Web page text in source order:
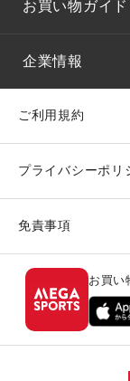
お買い物ガイド
企業情報
ご利用規約
プライバシーポリ
免責事項
お買い